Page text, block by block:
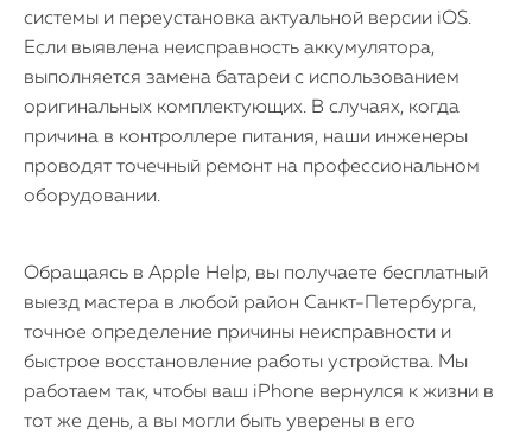
системы и переустановка актуальной версии iOS.
Если выявлена неисправность аккумулятора,
выполняется замена батареи с использованием
оригинальных комплектующих. В случаях, когда
причина в контроллере питания, наши инженеры
проводят точечный ремонт на профессиональном
оборудовании.
Обращаясь в Apple Help, вы получаете бесплатный
выезд мастера в любой район Санкт-Петербурга,
точное определение причины неисправности и
быстрое восстановление работы устройства. Мы
работаем так, чтобы ваш iPhone вернулся к жизни в
тот же день, а вы могли быть уверены в его